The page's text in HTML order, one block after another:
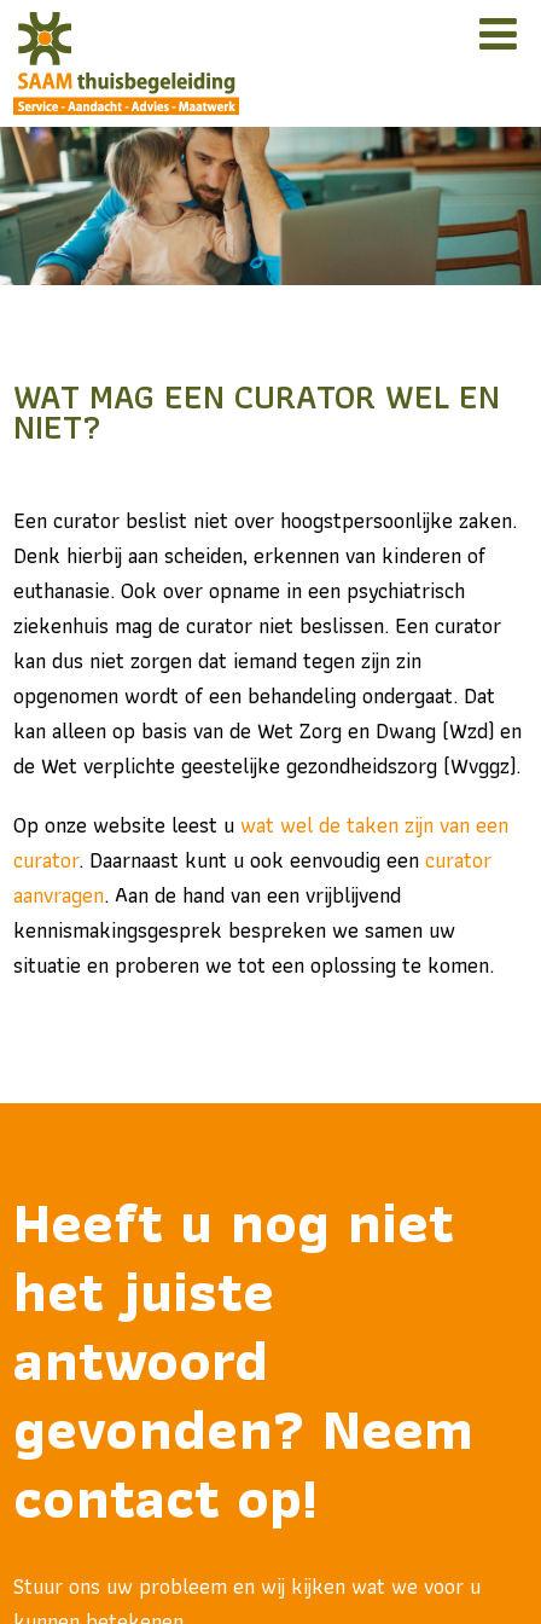
WAT MAG EEN CURATOR WEL EN
NIET?
Een curator beslist niet over hoogstpersoonlijke zaken.
Denk hierbij aan scheiden, erkennen van kinderen of
euthanasie. Ook over opname in een psychiatrisch
ziekenhuis mag de curator niet beslissen. Een curator
kan dus niet zorgen dat iemand tegen zijn zin
opgenomen wordt of een behandeling ondergaat. Dat
kan alleen op basis van de Wet Zorg en Dwang (Wzd) en
de Wet verplichte geestelijke gezondheidszorg (Wvggz).
Op onze website leest uwat wel de taken zijn van een
curator. Daarnaast kunt u ook eenvoudig eencurator
aanvragen. Aan de hand van een vrijblijvend
kennismakingsgesprek bespreken we samen uw
situatie en proberen we tot een oplossing te komen.
Heeft u nog niet
het juiste
antwoord
gevonden? Neem
contact op!
Stuur ons uw probleem en wij kijken wat we voor u